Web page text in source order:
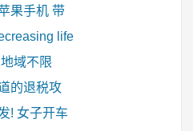
果手机 带
life
域不限
的退税攻
! 女子开车